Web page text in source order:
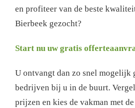
en profiteer van de beste
Bierbeek gezocht?
Start nu uw gratis
U ontvangt dan zo snel mogelijk
bedrijven bij u in de buurt.
prijzen en kies de vakman met